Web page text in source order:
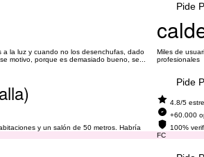
a la luz y cuando no los desenchufas, dado
motivo, porque es demasiado bueno, se...
Pide
y un salón de 50 metros. Habría
Pide
Miles de
profesionales
4.8/5
+60.000
100%
FC